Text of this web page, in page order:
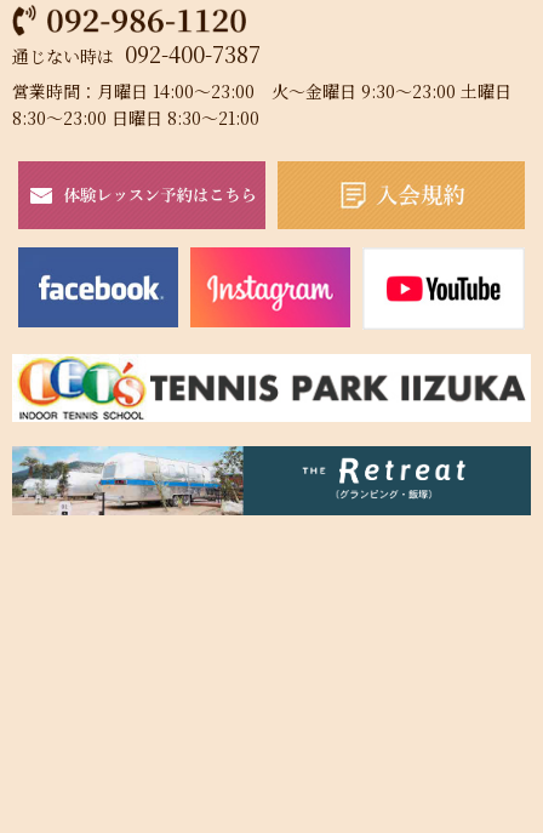
通じない時は 092-400-7387
営業時間：月曜日 14:00～23:00 火～金曜日 9:30～23:00 土曜日
8:30～23:00 日曜日 8:30～21:00